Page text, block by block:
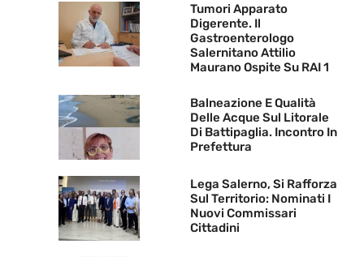
Tumori Apparato
Digerente. Il
Gastroenterologo
Salernitano Attilio
Maurano Ospite Su RAI 1
Balneazione E Qualità
Delle Acque Sul Litorale
Di Battipaglia. Incontro In
Prefettura
Lega Salerno, Si Rafforza
Sul Territorio: Nominati I
Nuovi Commissari
Cittadini